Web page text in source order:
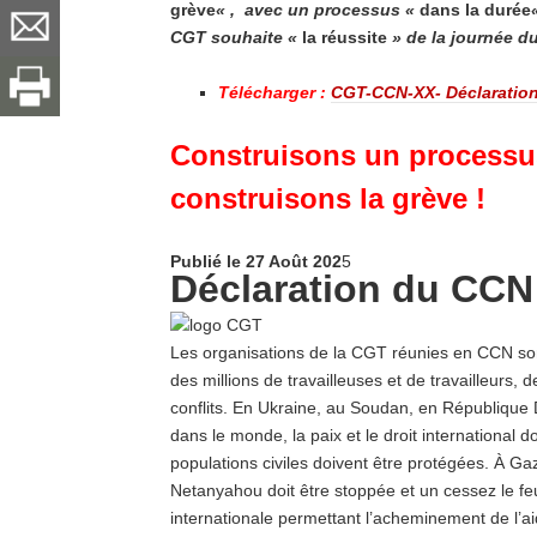
grève« , avec un processus « dans la durée
CGT souhaite « la réussite » de la journée
Télécharger : CGT-CCN-XX-
Construisons un
construisons la grève !
Publié le 27 Août 2025
Déclaration du
Les organisations de la CGT réunies en CCN
des millions de travailleuses et de travailleurs,
conflits. En Ukraine, au Soudan, en
dans le monde, la paix et le droit international
populations civiles doivent être protégées. À
Netanyahou doit être stoppée et un cessez le
internationale permettant l’acheminement de